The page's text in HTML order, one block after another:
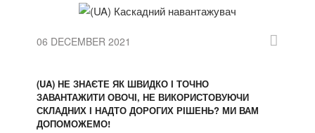
06 DECEMBER 2021
(UA) НЕ ЗНАЄТЕ ЯК ШВИДКО І ТОЧНО
ЗАВАНТАЖИТИ ОВОЧІ, НЕ ВИКОРИСТОВУЮЧИ
СКЛАДНИХ І НАДТО ДОРОГИХ РІШЕНЬ? МИ ВАМ
ДОПОМОЖЕМО!